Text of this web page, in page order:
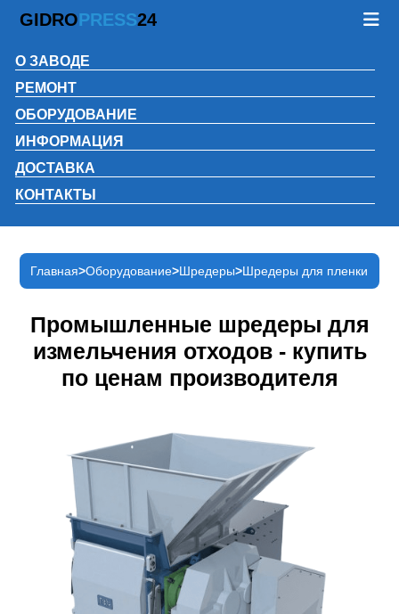
GIDROPRESS24
О ЗАВОДЕ
РЕМОНТ
ОБОРУДОВАНИЕ
ИНФОРМАЦИЯ
ДОСТАВКА
КОНТАКТЫ
Главная Оборудование Шредеры Шредеры для пленки
Промышленные шредеры для
измельчения отходов - купить
по ценам производителя